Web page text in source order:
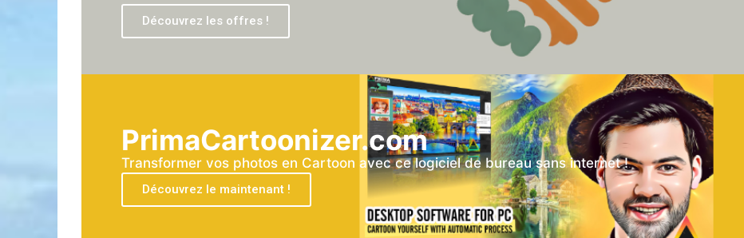
Découvrez les offres !
PrimaCartoonizer.com
Transformer vos photos en Cartoon avec ce logiciel de bureau sans internet !
Découvrez le maintenant !